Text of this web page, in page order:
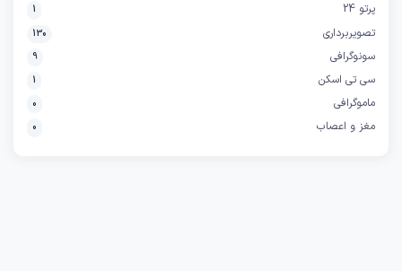
پرتو 24 1
تصویربرداری 130
سونوگرافی 9
سی تی اسکن 1
ماموگرافی 0
مغز و اعصاب 0